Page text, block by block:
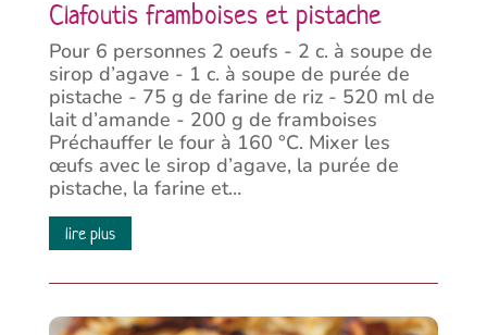
Clafoutis framboises et pistache
Pour 6 personnes 2 oeufs - 2 c. à soupe de
sirop d’agave - 1 c. à soupe de purée de
pistache - 75 g de farine de riz - 520 ml de
lait d’amande - 200 g de framboises
Préchauffer le four à 160 °C. Mixer les
œufs avec le sirop d’agave, la purée de
pistache, la farine et...
lire plus